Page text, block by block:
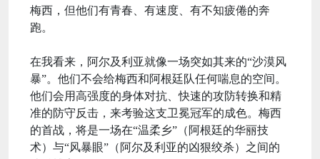
梅西，但他们有青春、有速度、有不知疲倦的奔
跑。
在我看来，阿尔及利亚就像一场突如其来的“沙漠风
暴”。他们不会给梅西和阿根廷队任何喘息的空间。
他们会用高强度的身体对抗、快速的攻防转换和精
准的防守反击，来考验这支卫冕冠军的成色。梅西
的首战，将是一场在“温柔乡”（阿根廷的华丽技
术）与“风暴眼”（阿尔及利亚的凶狠绞杀）之间的